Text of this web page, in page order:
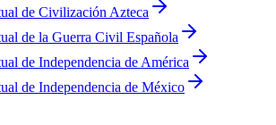
de Civilización Azteca
de la Guerra Civil Española
de Independencia de América
de Independencia de México